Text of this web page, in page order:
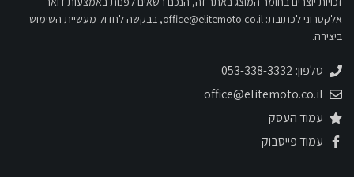
אלקטרוני לכתובת: office@elitemoto.co.il, בבקשה לחדול מעשיית השימוש
ביצירה.
טלפון: 053-338-3332
office@elitemoto.co.il
עמוד העסק
עמוד פייסבוק